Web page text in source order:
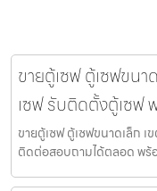
ขายตู้เซฟ ตู้เซฟขน
เซฟ รับติดตั้งตู้เซฟ
ขายตู้เซฟ ตู้เซฟขนาดเล็ก
ติดต่อสอบถามได้ตลอด พร้